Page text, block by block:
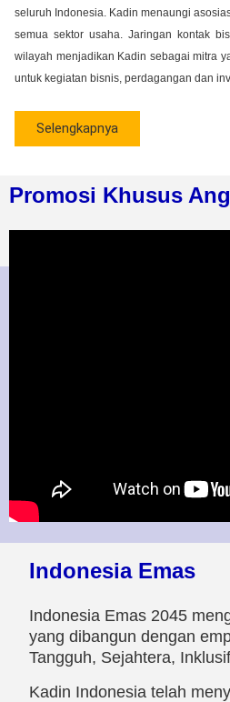
seluruh Indonesia. Kadin menaungi
semua sektor usaha. Jaringan kontak
wilayah menjadikan Kadin sebagai mitra
untuk kegiatan bisnis, perdagangan dan
Selengkapnya
Promosi Khusus
Indonesia Emas
Indonesia Emas 2045
yang dibangun dengan
Tangguh, Sejahtera,
Kadin Indonesia telah